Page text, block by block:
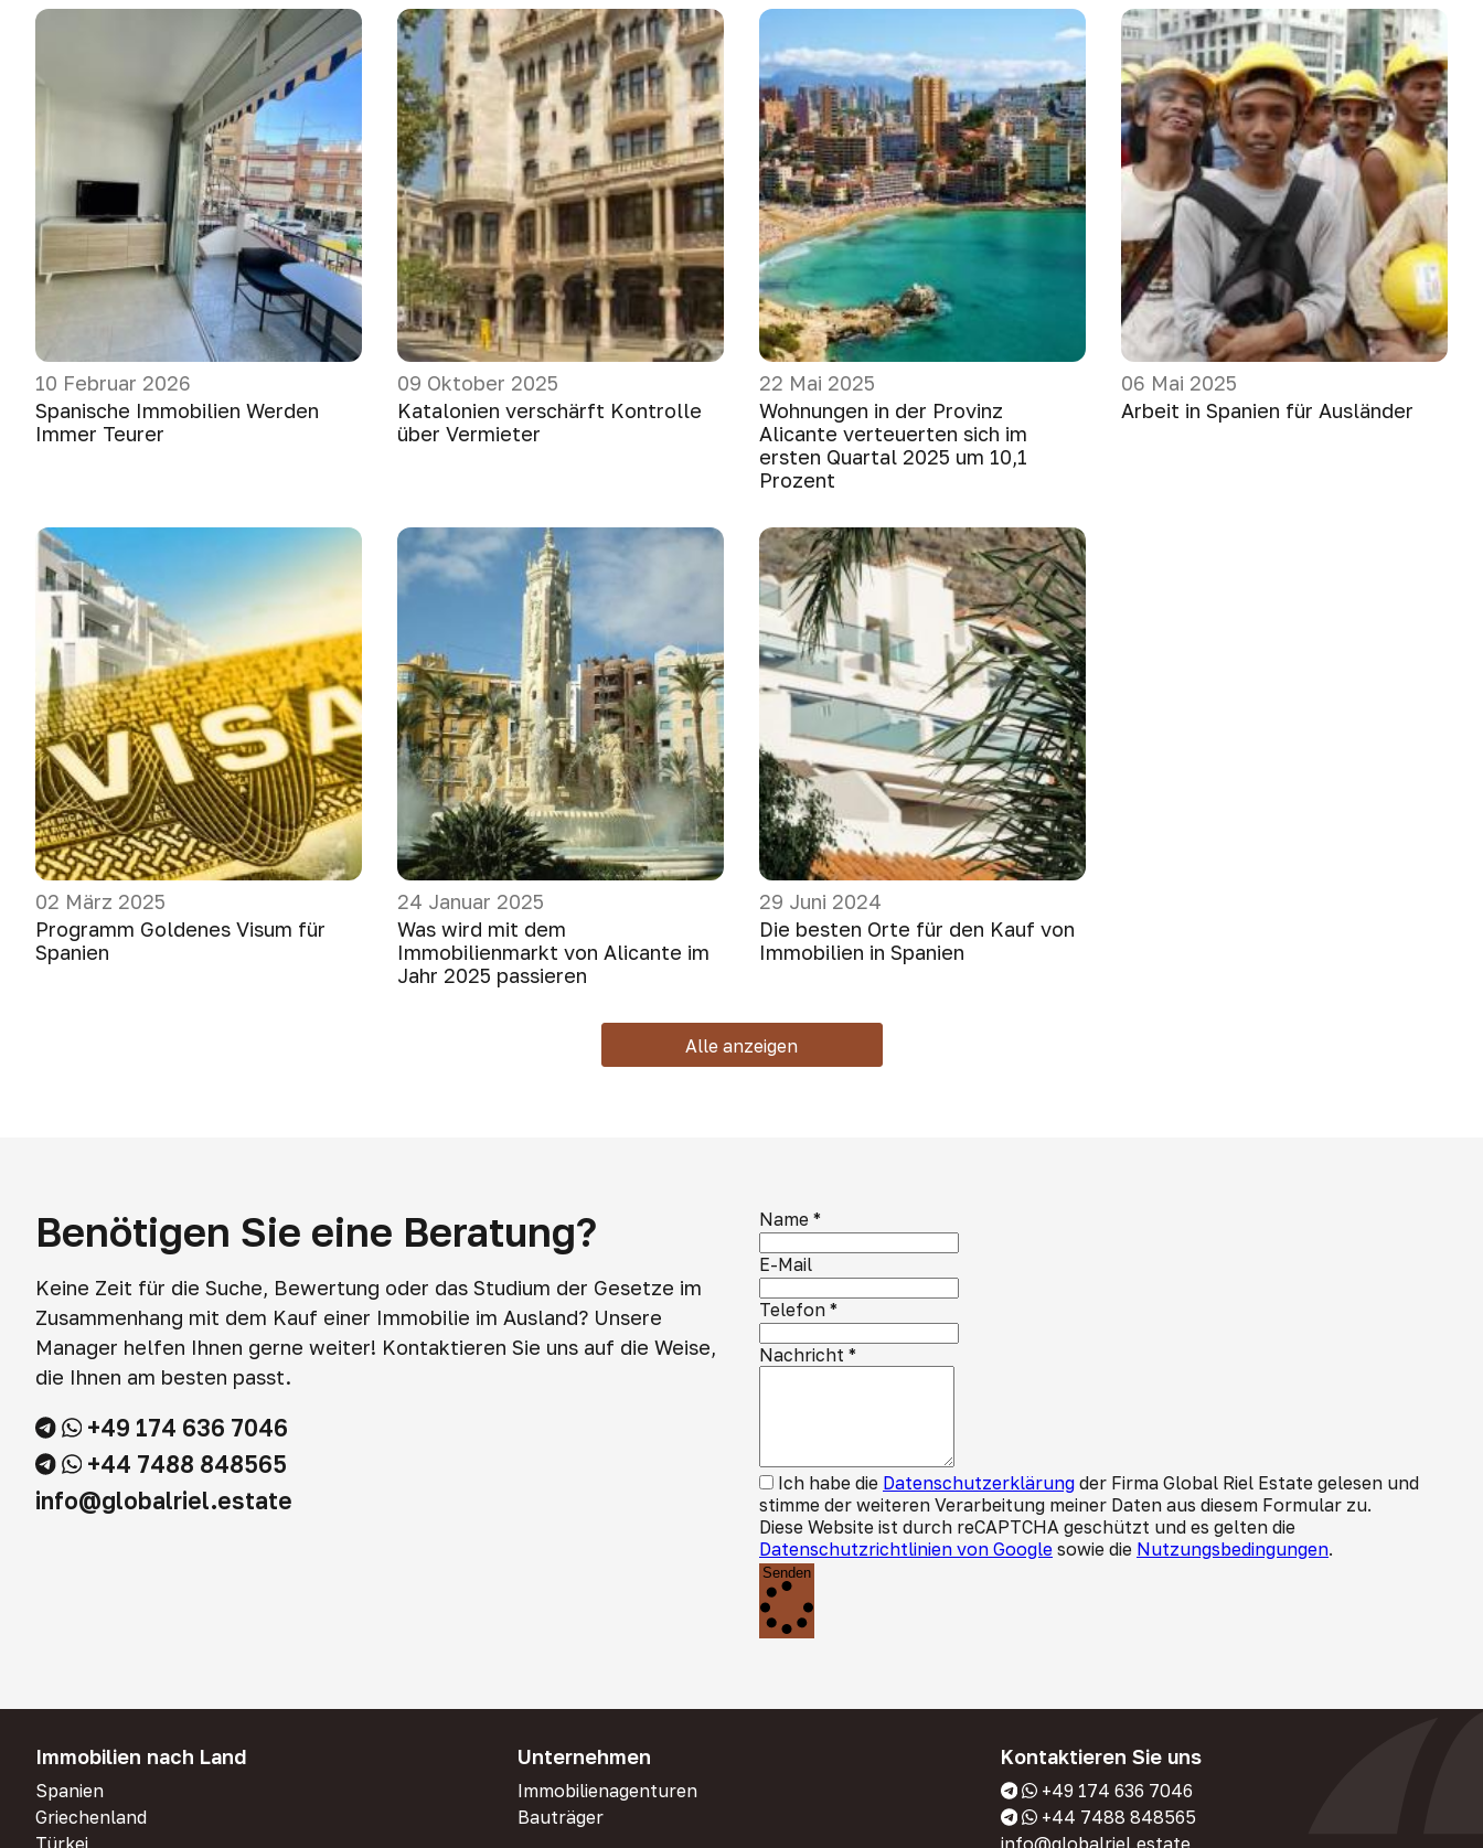
10 Februar 2026
Spanische Immobilien Werden
Immer Teurer
09 Oktober 2025
Katalonien verschärft Kontrolle
über Vermieter
22 Mai 2025
Wohnungen in der Provinz
Alicante verteuerten sich im
ersten Quartal 2025 um 10,1
Prozent
06 Mai 2025
Arbeit in Spanien für Ausländer
02 März 2025
Programm Goldenes Visum für
Spanien
24 Januar 2025
Was wird mit dem
Immobilienmarkt von Alicante im
Jahr 2025 passieren
29 Juni 2024
Die besten Orte für den Kauf von
Immobilien in Spanien
Alle anzeigen
Benötigen Sie eine Beratung?
Keine Zeit für die Suche, Bewertung oder das Studium der Gesetze im
Zusammenhang mit dem Kauf einer Immobilie im Ausland? Unsere
Manager helfen Ihnen gerne weiter! Kontaktieren Sie uns auf die Weise,
die Ihnen am besten passt.
+49 174 636 7046
+44 7488 848565
info@globalriel.estate
Name *
E-Mail
Telefon *
Nachricht *
Ich habe die Datenschutzerklärung der Firma Global Riel Estate gelesen und
stimme der weiteren Verarbeitung meiner Daten aus diesem Formular zu.
Diese Website ist durch reCAPTCHA geschützt und es gelten die
Datenschutzrichtlinien von Google sowie die Nutzungsbedingungen.
Senden
Immobilien nach Land
Spanien
Griechenland
Türkei
Unternehmen
Immobilienagenturen
Bauträger
Kontaktieren Sie uns
+49 174 636 7046
+44 7488 848565
info@globalriel.estate